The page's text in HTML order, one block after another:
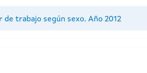
trabajo según sexo. Año 2012